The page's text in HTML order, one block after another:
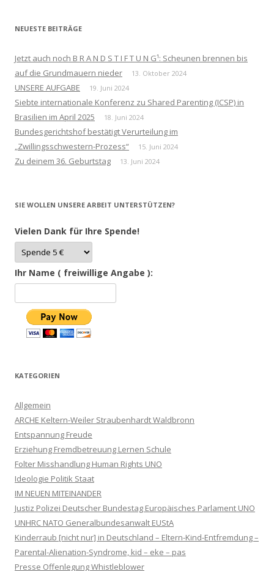
NEUESTE BEITRÄGE
Jetzt auch noch B R A N D S T I F T U N G¹: Scheunen brennen bis
auf die Grundmauern nieder
13. Oktober 2024
UNSERE AUFGABE 19. Juni 2024
Siebte internationale Konferenz zu Shared Parenting (ICSP) in
Brasilien im April 2025
18. Juni 2024
Bundesgerichtshof bestätigt Verurteilung im
„Zwillingsschwestern-Prozess“
15. Juni 2024
Zu deinem 36. Geburtstag 13. Juni 2024
SIE WOLLEN UNSERE ARBEIT UNTERSTÜTZEN?
Vielen Dank für Ihre Spende!
Ihr Name ( freiwillige Angabe ):
KATEGORIEN
Allgemein
ARCHE Keltern-Weiler Straubenhardt Waldbronn
Entspannung Freude
Erziehung Fremdbetreuung Lernen Schule
Folter Misshandlung Human Rights UNO
Ideologie Politik Staat
IM NEUEN MITEINANDER
Justiz Polizei Deutscher Bundestag Europäisches Parlament UNO
UNHRC NATO Generalbundesanwalt EUStA
Kinderraub [nicht nur] in Deutschland – Eltern-Kind-Entfremdung –
Parental-Alienation-Syndrome, kid – eke – pas
Presse Offenlegung Whistleblower